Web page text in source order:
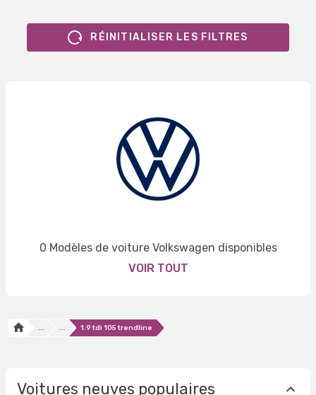
RÉINITIALISER LES FILTRES
0 Modèles de voiture Volkswagen disponibles
VOIR TOUT
... ... 1.9 tdi 105 trendline
Voitures neuves populaires